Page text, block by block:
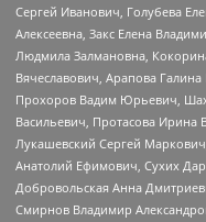
Сергей Иванович, Голубева
Алексеевна, Закс Елена
Людмила Залмановна,
Вячеславович, Арапова
Прохоров Вадим Юрьевич,
Васильевич, Протасова Ирина
Лукашевский Сергей
Анатолий Ефимович, Сухих
Добровольская Анна
Смирнов Владимир